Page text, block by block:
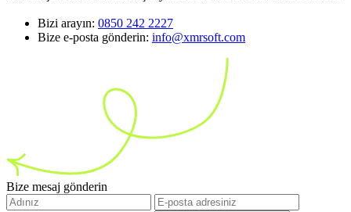
Bizi arayın: 0850 242 2227
Bize e-posta gönderin: info@xmrsoft.com
Bize mesaj gönderin